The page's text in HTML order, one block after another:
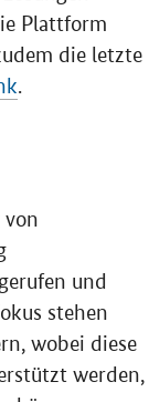
Plattform
die letzte
.
und
stehen
wobei diese
werden,